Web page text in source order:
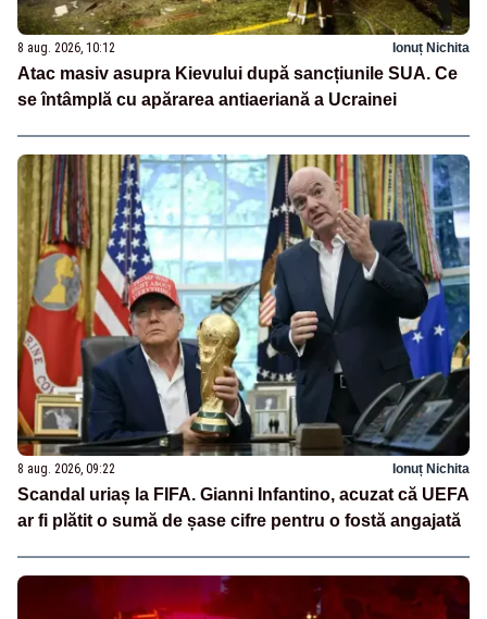
8 aug. 2026, 10:12 Ionuț Nichita
Atac masiv asupra Kievului după sancțiunile SUA. Ce
se întâmplă cu apărarea antiaeriană a Ucrainei
8 aug. 2026, 09:22 Ionuț Nichita
Scandal uriaș la FIFA. Gianni Infantino, acuzat că UEFA
ar fi plătit o sumă de șase cifre pentru o fostă angajată